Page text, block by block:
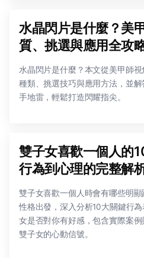
水晶閃片是什麼？美
質、挑選與應用全攻
水晶閃片是什麼？本文從美甲師
種類、挑選技巧與應用方法，並
手地雷，輕鬆打造閃耀指尖。
雙子女喜歡一個人的
行為到心理的完整解
雙子女喜歡一個人時會有哪些明
性格出發，深入分析10大關鍵行
女是否對你有好感，包含實際案
雙子女的心動信號。